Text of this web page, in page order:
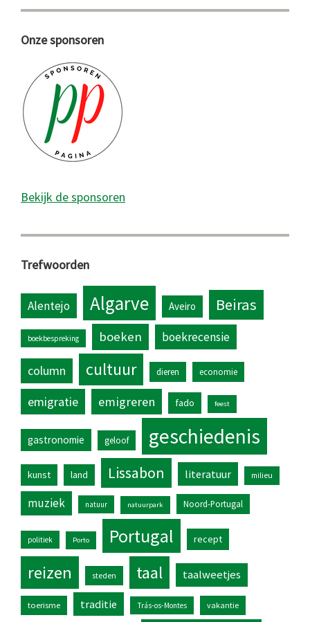
Onze sponsoren
Bekijk de sponsoren
Trefwoorden
Alentejo Algarve Aveiro Beiras
boekbespreking boeken boekrecensie
column cultuur dieren economie
emigratie emigreren fado feest
gastronomie geloof geschiedenis
kunst land Lissabon literatuur milieu
muziek natuur natuurpark Noord-Portugal
politiek Porto Portugal recept
reizen steden taal taalweetjes
toerisme traditie Trás-os-Montes vakantie